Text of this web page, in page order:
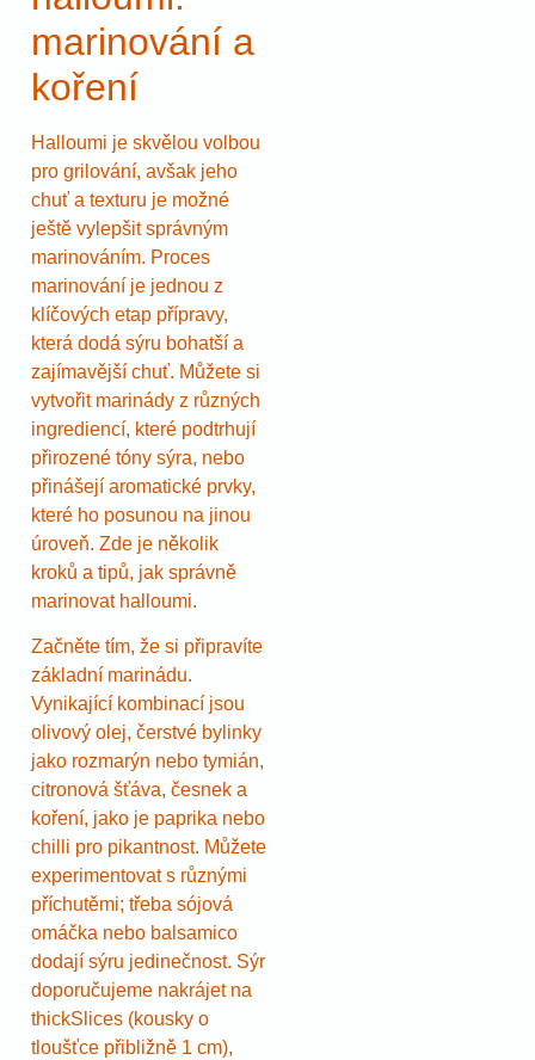
marinování a
koření
Halloumi je skvělou volbou
pro grilování, avšak jeho
chuť a texturu je možné
ještě vylepšit správným
marinováním. Proces
marinování je jednou z
klíčových etap přípravy,
která dodá sýru bohatší a
zajímavější chuť. Můžete si
vytvořit marinády z různých
ingrediencí, které podtrhují
přirozené tóny sýra, nebo
přinášejí aromatické prvky,
které ho posunou na jinou
úroveň. Zde je několik
kroků a tipů, jak správně
marinovat halloumi.
Začněte tím, že si připravíte
základní marinádu.
Vynikající kombinací jsou
olivový olej, čerstvé bylinky
jako rozmarýn nebo tymián,
citronová šťáva, česnek a
koření, jako je paprika nebo
chilli pro pikantnost. Můžete
experimentovat s různými
příchutěmi; třeba sójová
omáčka nebo balsamico
dodají sýru jedinečnost. Sýr
doporučujeme nakrájet na
thickSlices (kousky o
tloušťce přibližně 1 cm),